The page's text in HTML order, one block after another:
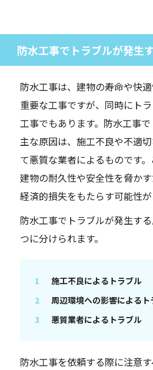
防水工事でトラブルが発生
防水工事は、建物の寿命や快
重要な工事ですが、同時にト
工事でもあります。防水工事
主な原因は、施工不良や不適
て悪質な業者によるものです。
建物の耐久性や安全性を脅か
経済的損失をもたらす可能性が
防水工事でトラブルが発生す
つに分けられます。
施工不良によるトラブル
周辺環境への影響によるト
悪質業者によるトラブル
防水工事を依頼する際に注意